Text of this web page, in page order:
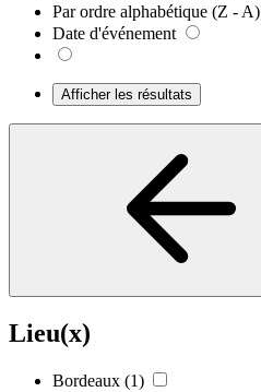
Par ordre alphabétique (Z - A)
Date d'événement
Afficher les résultats
Lieu(x)
Bordeaux (1)